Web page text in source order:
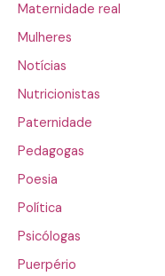
Maternidade real
Mulheres
Notícias
Nutricionistas
Paternidade
Pedagogas
Poesia
Política
Psicólogas
Puerpério